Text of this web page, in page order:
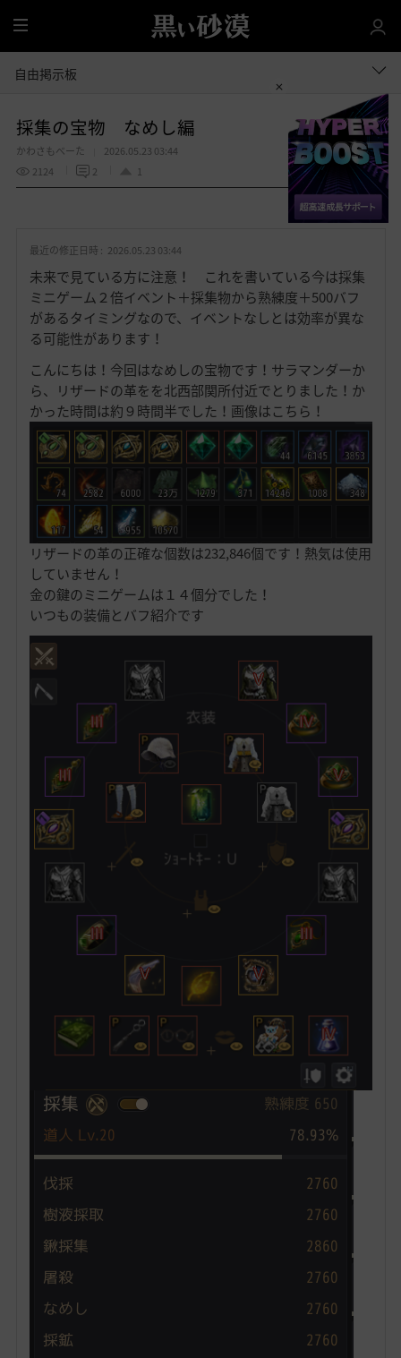
全
体
自由掲示板
採集の宝物 なめし編
かわさもべーた
2026.05.23 03:44
2124
2 1
お
入
り
共有する
最近の修正日時 : 2026.05.23 03:44
未来で見ている方に注意！ これを書いている今は採集
ミニゲーム２倍イベント＋採集物から熟練度＋500バフ
があるタイミングなので、イベントなしとは効率が異な
る可能性があります！
こんにちは！今回はなめしの宝物です！サラマンダーか
ら、リザードの革をを北西部関所付近でとりました！か
かった時間は約９時間半でした！画像はこちら！
リザードの革の正確な個数は232,846個です！熱気は使用
していません！
金の鍵のミニゲームは１４個分でした！
いつもの装備とバフ紹介です